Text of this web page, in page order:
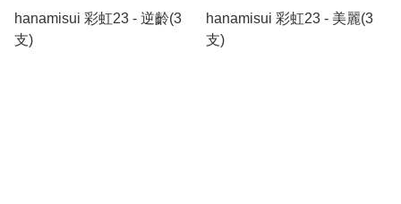
hanamisui 彩虹23 - 逆齡(3
支)
hanamisui 彩虹23 - 美麗(3
支)